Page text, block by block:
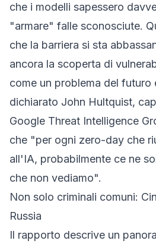
che i modelli sapessero
"armare" falle sconosciute.
che la barriera si sta
ancora la scoperta di
come un problema del futuro
dichiarato John Hultquist,
Google Threat Intelligence
che "per ogni zero-day che
all'IA, probabilmente ce ne
che non vediamo".
Non solo criminali comuni:
Russia
Il rapporto descrive un